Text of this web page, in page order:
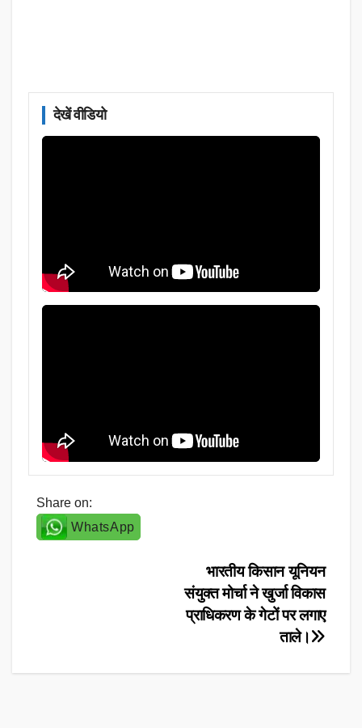
देखें वीडियो
Share on:
WhatsApp
भारतीय किसान यूनियन
संयुक्त मोर्चा ने खुर्जा विकास
प्राधिकरण के गेटों पर लगाए
ताले।